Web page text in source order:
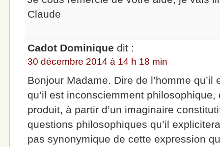
Claude
Cadot Dominique dit :
30 décembre 2014 à 14 h 18 min
Bonjour Madame. Dire de l’homme
qu’il est inconsciemment
produit, à partir d’un imaginaire
questions philosophiques qu’il
pas synonymique de cette expression